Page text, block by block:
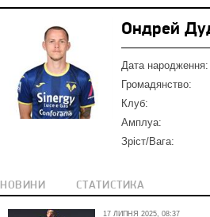
Ондрей
Дата народження:
Громадянство:
Клуб:
Амплуа:
Зріст/Вага:
НОВИНИ СТАТИСТИКА
17 ЛИПНЯ 2025, 08:37